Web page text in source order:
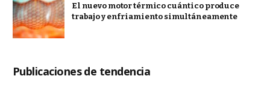
El nuevo motor térmico cuántico produce
trabajo y enfriamiento simultáneamente
Publicaciones de tendencia